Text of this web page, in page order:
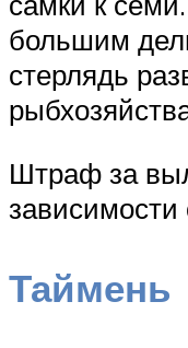
большим
стерлядь
Штраф за
зависимости
Таймень